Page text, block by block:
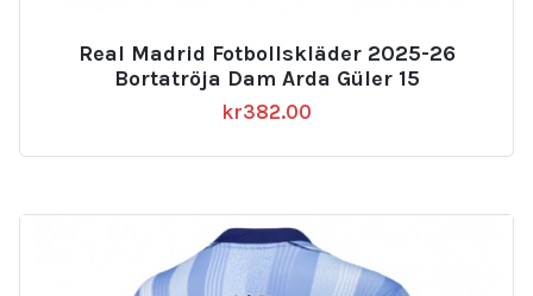
Real Madrid Fotbollskläder 2025-26
Bortatröja Dam Arda Güler 15
kr382.00